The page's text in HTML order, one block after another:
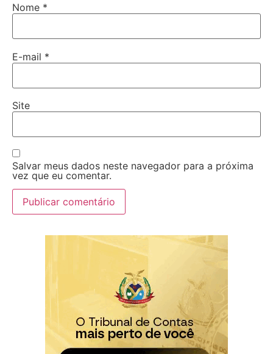
Nome *
E-mail *
Site
Salvar meus dados neste navegador para a próxima
vez que eu comentar.